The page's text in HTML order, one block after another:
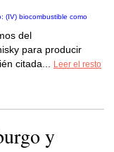
del
para producir
citada...
Leer el resto
y